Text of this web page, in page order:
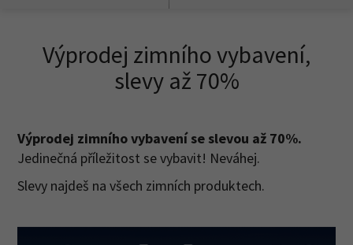
Výprodej zimního vybavení,
slevy až 70%
Výprodej zimního vybavení se slevou až 70%.
Jedinečná příležitost se vybavit! Neváhej.
Slevy najdeš na všech zimních produktech.